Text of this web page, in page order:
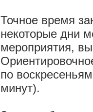
Точное время
некоторые дни
мероприятия,
по
минут).